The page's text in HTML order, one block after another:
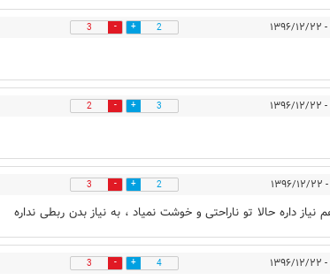
2
3
3
2
2
3
داره حالا تو ناراحتی و خوشت نمیاد ، به نیاز بدن ربطی نداره
4
3